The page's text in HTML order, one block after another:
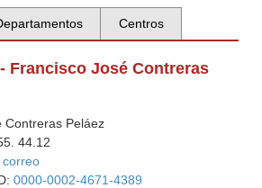
Centros
Francisco José Contreras
Contreras Peláez
44.12
correo
0000-0002-4671-4389